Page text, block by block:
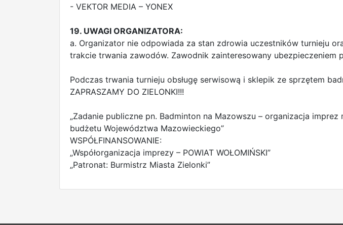
- VEKTOR MEDIA – YONEX
19. UWAGI ORGANIZATORA:
a. Organizator nie odpowiada za stan zdrowia uczestników turnieju
trakcie trwania zawodów. Zawodnik zainteresowany ubezpieczeniem
Podczas trwania turnieju obsługę serwisową i sklepik ze sprzętem
ZAPRASZAMY DO ZIELONKI!!!
„Zadanie publiczne pn. Badminton na Mazowszu – organizacja
budżetu Województwa Mazowieckiego”
WSPÓŁFINANSOWANIE:
„Współorganizacja imprezy – POWIAT WOŁOMIŃSKI”
„Patronat: Burmistrz Miasta Zielonki”